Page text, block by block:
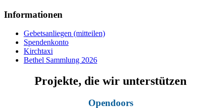
Informationen
Gebetsanliegen (mitteilen)
Spendenkonto
Kirchtaxi
Bethel Sammlung 2026
Projekte, die wir unterstützen
Opendoors